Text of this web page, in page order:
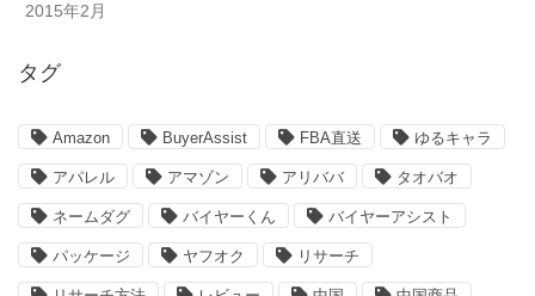
2015年2月
タグ
Amazon BuyerAssist FBA直送 ゆるキャラ
アパレル アマゾン アリババ タオバオ
ネームダグ バイヤーくん バイヤーアシスト
パッケージ ヤフオク リサーチ